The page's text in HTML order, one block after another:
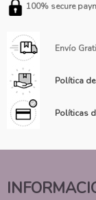
100% secure
Envío
Política
Políticas